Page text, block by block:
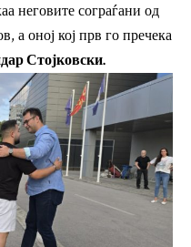
неговите сограѓани од
а оној кој прв го пречека
Стојковски.